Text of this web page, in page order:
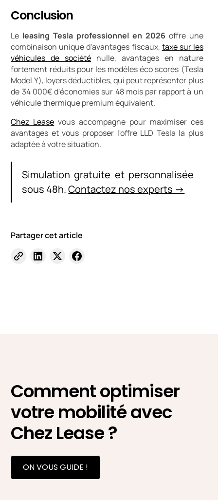
Conclusion
Le leasing Tesla professionnel en 2026 offre une
combinaison unique d'avantages fiscaux, taxe sur les
véhicules de société nulle, avantages en nature
fortement réduits pour les modèles éco scorés (Tesla
Model Y), loyers déductibles, qui peut représenter plus
de 34 000€ d'économies sur 48 mois par rapport à un
véhicule thermique premium équivalent.
Chez Lease vous accompagne pour maximiser ces
avantages et vous proposer l'offre LLD Tesla la plus
adaptée à votre situation.
Simulation gratuite et personnalisée
sous 48h.Contactez nos experts →
Partager cet article
Comment optimiser
votre mobilité avec
Chez Lease ?
ON VOUS GUIDE !